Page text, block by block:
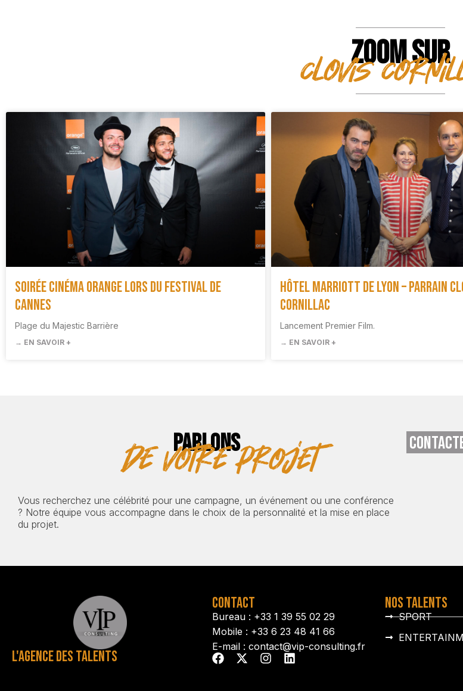
ZOOM SUR
Clovis
Soirée cinéma Orange lors du Festival de
Cannes
Plage du Majestic Barrière
→ EN SAVOIR +
Hôtel Marriott de Lyon – Parrain
Cornillac
Lancement Premier Film.
→ EN SAVOIR +
PARLONS
de votre projet
Vous recherchez une célébrité pour une campagne, un événement ou une conférence
? Notre équipe vous accompagne dans le choix de la personnalité et la mise en place
du projet.
L'AGENCE DES TALENTS
CONTACT
Bureau : +33 1 39 55 02 29
Mobile : +33 6 23 48 41 66
E-mail : contact@vip-consulting.fr
NOS TALENTS
SPORT